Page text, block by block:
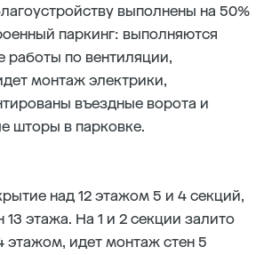
выполнены на 50%
паркинг: выполняются
работы по вентиляции,
монтаж электрики,
въездные ворота и
шторы в парковке.
над 12 этажом 5 и 4 секций,
13 этажа. На 1 и 2 секции залито
этажом, идет монтаж стен 5